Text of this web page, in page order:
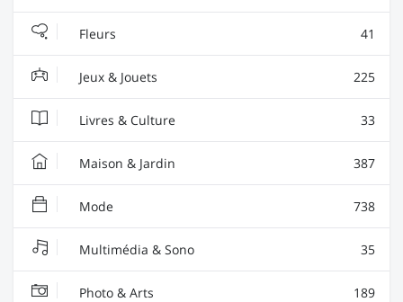
Fleurs 41
Jeux & Jouets 225
Livres & Culture 33
Maison & Jardin 387
Mode 738
Multimédia & Sono 35
Photo & Arts 189